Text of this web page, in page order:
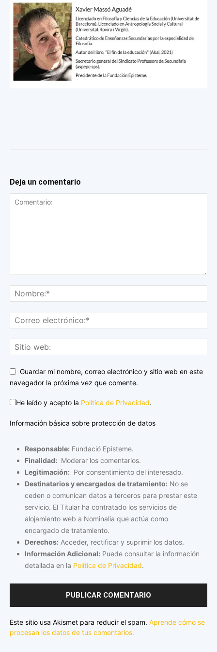
Deja un comentario
Guardar mi nombre, correo electrónico y sitio web en este
navegador la próxima vez que comente.
He leído y acepto la Política de Privacidad.
Información básica sobre protección de datos
Responsable: Fundació Episteme.
Finalidad: Moderar los comentarios.
Legitimación: Por consentimiento del interesado.
Destinatarios y encargados de tratamiento: No se
ceden o comunican datos a terceros para prestar este
servicio. El Titular ha contratado los servicios de
alojamiento web a Nominalia que actúa como
encargado de tratamiento.
Derechos: Acceder, rectificar y suprimir los datos.
Información Adicional: Puede consultar la información
detallada en la Política de Privacidad.
Este sitio usa Akismet para reducir el spam. Aprende cómo se
procesan los datos de tus comentarios.